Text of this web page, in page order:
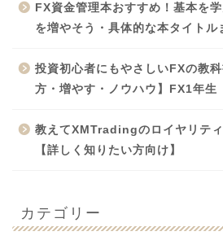
FX資金管理本おすすめ！基本を
を増やそう・具体的な本タイトル
投資初心者にもやさしいFXの教
方・増やす・ノウハウ】FX1年生
教えてXMTradingのロイヤリテ
【詳しく知りたい方向け】
カテゴリー